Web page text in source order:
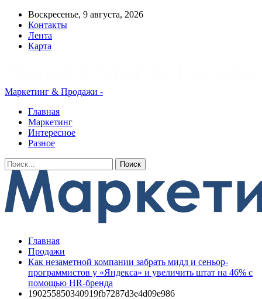
Воскресенье, 9 августа, 2026
Контакты
Лента
Карта
Маркетинг & Продажи -
Главная
Маркетинг
Интересное
Разное
Главная
Продажи
Как незаметной компании забрать мидл и сеньор-
программистов у «Яндекса» и увеличить штат на 46% с
помощью HR-бренда
190255850340919fb7287d3e4d09e986